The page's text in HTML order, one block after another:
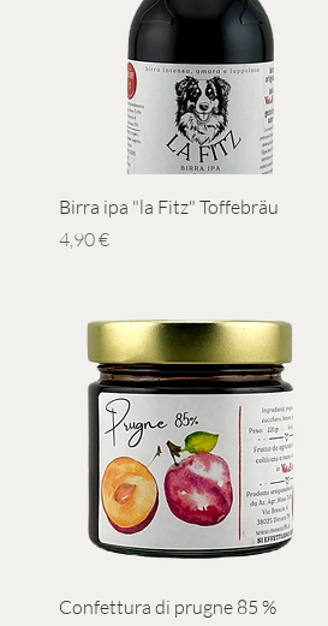
Vista rapida
Birra ipa "la Fitz" Toffebräu
Prezzo
4,90 €
Vista rapida
Confettura di prugne 85 %